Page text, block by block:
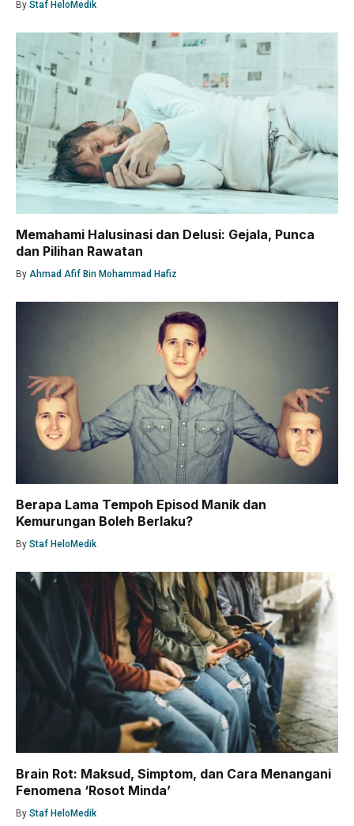
By Staf HeloMedik
Memahami Halusinasi dan Delusi: Gejala, Punca
dan Pilihan Rawatan
By Ahmad Afif Bin Mohammad Hafiz
Berapa Lama Tempoh Episod Manik dan
Kemurungan Boleh Berlaku?
By Staf HeloMedik
Brain Rot: Maksud, Simptom, dan Cara Menangani
Fenomena ‘Rosot Minda’
By Staf HeloMedik